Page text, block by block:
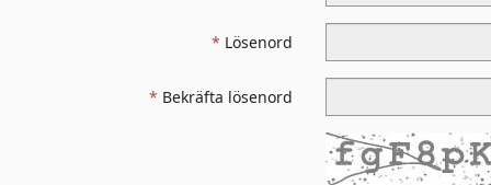
Lösenord
Bekräfta lösenord